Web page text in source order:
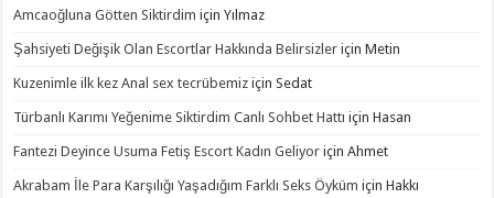
Amcaoğluna Götten Siktirdim içinYılmaz
Şahsiyeti Değişik Olan Escortlar Hakkında Belirsizler içinMetin
Kuzenimle ilk kez Anal sex tecrübemiz içinSedat
Türbanlı Karımı Yeğenime Siktirdim Canlı Sohbet Hattı içinHasan
Fantezi Deyince Usuma Fetiş Escort Kadın Geliyor içinAhmet
Akrabam İle Para Karşılığı Yaşadığım Farklı Seks Öyküm içinHakkı